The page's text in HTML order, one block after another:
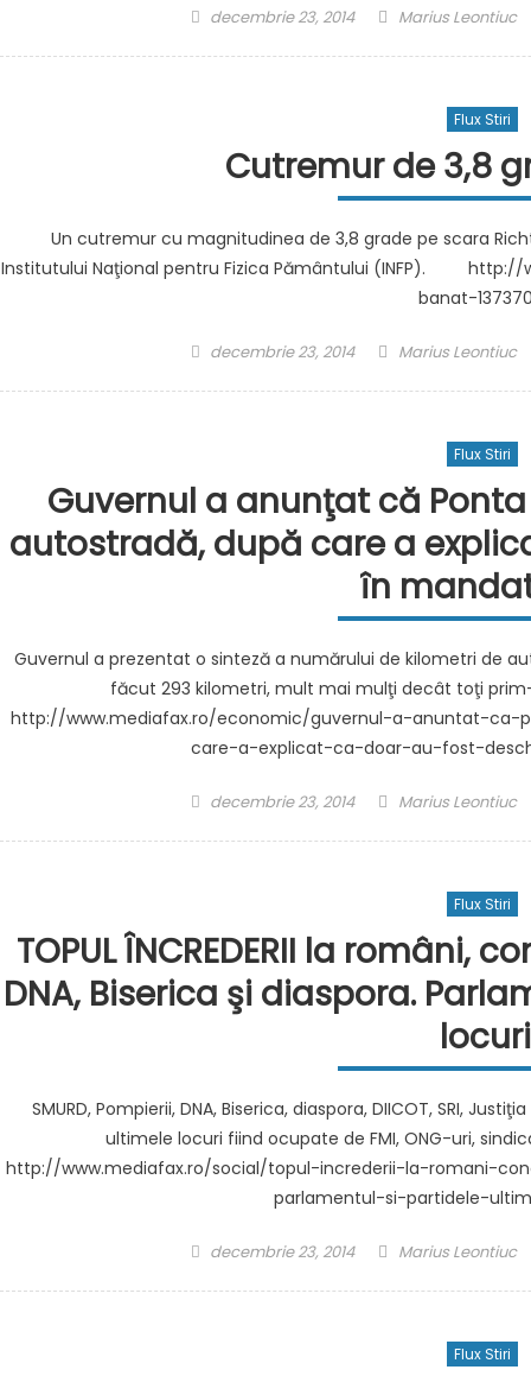
Posted
decembrie 23, 2014 Author
Marius Leontiuc
Flux Stiri
Cutremur de 3,8
Un cutremur cu magnitudinea de 3,8 grade pe scara
Institutului Naţional pentru Fizica Pământului (INFP).
banat-
Posted
decembrie 23, 2014 Author
Marius Leontiuc
Flux Stiri
Guvernul a anunţat că
autostradă, după care a
în
Guvernul a prezentat o sinteză a numărului de kilometri de
făcut 293 kilometri, mult mai mulţi decât toţi
http://www.mediafax.ro/economic/guvernul-a-anuntat-
care-a-explicat-ca-doar-au-fost-
Posted
decembrie 23, 2014 Author
Marius Leontiuc
Flux Stiri
TOPUL ÎNCREDERII la români,
DNA, Biserica şi diaspora.
locuri
SMURD, Pompierii, DNA, Biserica, diaspora, DIICOT, SRI,
ultimele locuri fiind ocupate de FMI, ONG-uri,
http://www.mediafax.ro/social/topul-increderii-la-romani-
parlamentul-si-partidele-
Posted
decembrie 23, 2014 Author
Marius Leontiuc
Flux Stiri